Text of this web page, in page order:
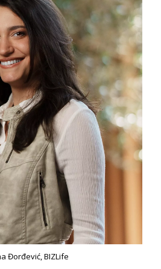
Đorđević, BIZLife